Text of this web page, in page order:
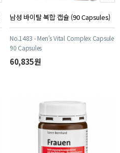
남성 바이탈 복합 캡슐 (90 Capsules)
No.1483 - Men's Vital Complex Capsule
90 Capsules
60,835원